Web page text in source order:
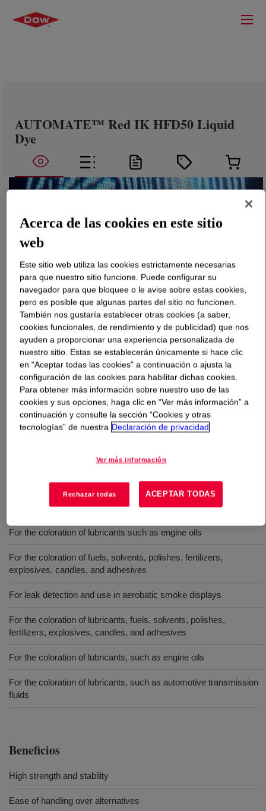
AUTOMATE™ Red IK HFD50 Liquid
Dye
Qué esAUTOMATE™ Red IK HFD50 Liquid Dye?
A single phase, liquid concentrated solvent soluble dye
containing C.I. Solvent Red 164 and provided in a high
flash, severely hydrotreated aromatic solvent system.
Usos
Coloration of oil-based products such as lubricant, fluids, and
fuels
Coloration of fuels, solvents, and explosives
Brand identification
Leak detection
For the coloration of lubricants such as engine oils
For the coloration of fuels, solvents, polishes, fertilizers,
explosives, candles, and adhesives
For leak detection and use in aerobatic smoke displays
For the coloration of lubricants, fuels, solvents, polishes,
fertilizers, explosives, candles, and adhesives
For the coloration of lubricants, such as engine oils
For the coloration of lubricants, such as automotive transmission
fluids
Beneficios
High strength and stability
Ease of handling over alternatives
Acerca de las cookies en este sitio
web
Este sitio web utiliza las cookies estrictamente necesarias
para que nuestro sitio funcione. Puede configurar su
navegador para que bloquee o le avise sobre estas cookies,
pero es posible que algunas partes del sitio no funcionen.
También nos gustaría establecer otras cookies (a saber,
cookies funcionales, de rendimiento y de publicidad) que nos
ayuden a proporcionar una experiencia personalizada de
nuestro sitio. Estas se establecerán únicamente si hace clic
en “Aceptar todas las cookies” a continuación o ajusta la
configuración de las cookies para habilitar dichas cookies.
Para obtener más información sobre nuestro uso de las
cookies y sus opciones, haga clic en “Ver más información” a
continuación y consulte la sección “Cookies y otras
tecnologías” de nuestra Declaración de privacidad
Ver más información
Rechazar todas ACEPTAR TODAS